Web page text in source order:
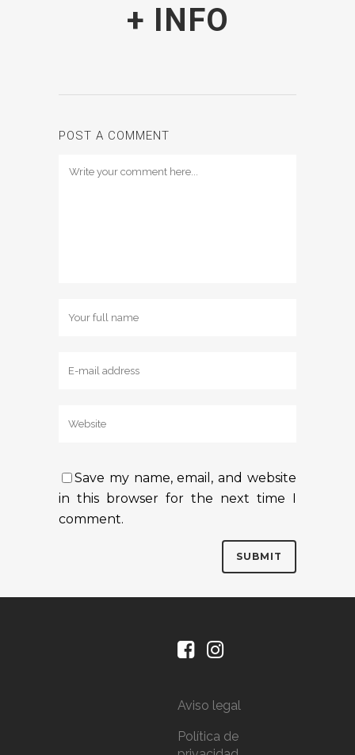
+ INFO
POST A COMMENT
Save my name, email, and website
in this browser for the next time I
comment.
Aviso legal
Política de